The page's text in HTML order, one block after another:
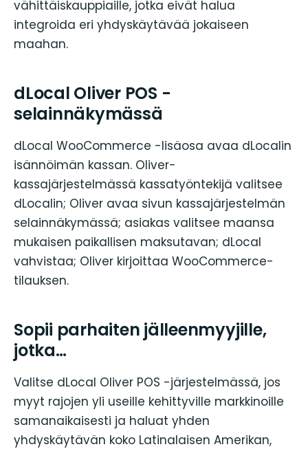
vähittäiskauppiaille, jotka eivät halua
integroida eri yhdyskäytävää jokaiseen
maahan.
dLocal Oliver POS -
selainnäkymässä
dLocal WooCommerce -lisäosa avaa dLocalin
isännöimän kassan. Oliver-
kassajärjestelmässä kassatyöntekijä valitsee
dLocalin; Oliver avaa sivun kassajärjestelmän
selainnäkymässä; asiakas valitsee maansa
mukaisen paikallisen maksutavan; dLocal
vahvistaa; Oliver kirjoittaa WooCommerce-
tilauksen.
Sopii parhaiten jälleenmyyjille,
jotka…
Valitse dLocal Oliver POS -järjestelmässä, jos
myyt rajojen yli useille kehittyville markkinoille
samanaikaisesti ja haluat yhden
yhdyskäytävän koko Latinalaisen Amerikan,